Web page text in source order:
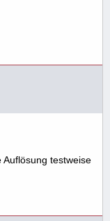
Auflösung testweise